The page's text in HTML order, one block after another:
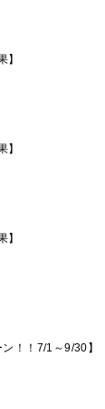
】
】
】
！！7/1～9/30】